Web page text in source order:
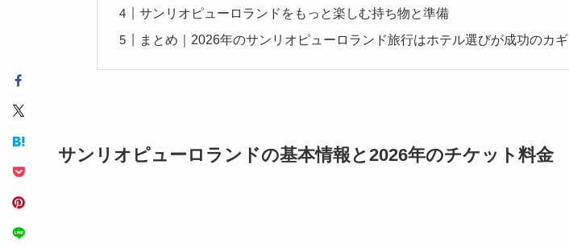
サンリオピューロランドをもっと楽しむ持ち物と準備
まとめ｜2026年のサンリオピューロランド旅行はホテル選びが成功のカギ
サンリオピューロランドの基本情報と2026年のチケット料金